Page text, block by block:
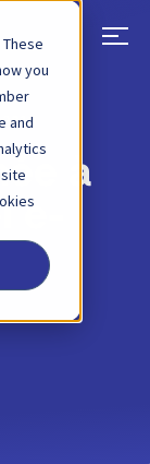
you
and
à